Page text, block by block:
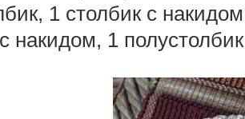
1 столбик с
накидом, 1